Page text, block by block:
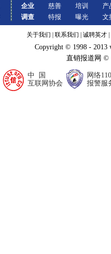
企业
调查
慈善
特报
培训
曝光
产
文
关于我们 联系我们 诚聘英才
Copyright © 1998 - 2013
直销报道网
中 国
互联网协会
网络110
报警服